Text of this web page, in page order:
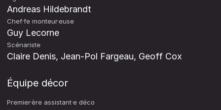
Andreas Hildebrandt
Chef·fe monteur·euse
Guy Lecorne
Scénariste
Claire Denis, Jean-Pol Fargeau, Geoff Cox
Équipe décor
Premier·ère assistant·e déco